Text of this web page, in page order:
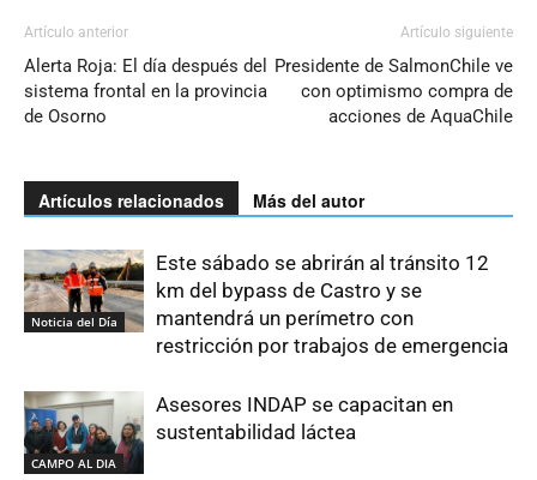
Artículo anterior
Alerta Roja: El día después del
sistema frontal en la provincia
de Osorno
Artículo siguiente
Presidente de SalmonChile ve
con optimismo compra de
acciones de AquaChile
Artículos relacionados Más del autor
Noticia del Día
Este sábado se abrirán al tránsito 12
km del bypass de Castro y se
mantendrá un perímetro con
restricción por trabajos de emergencia
CAMPO AL DIA
Asesores INDAP se capacitan en
sustentabilidad láctea